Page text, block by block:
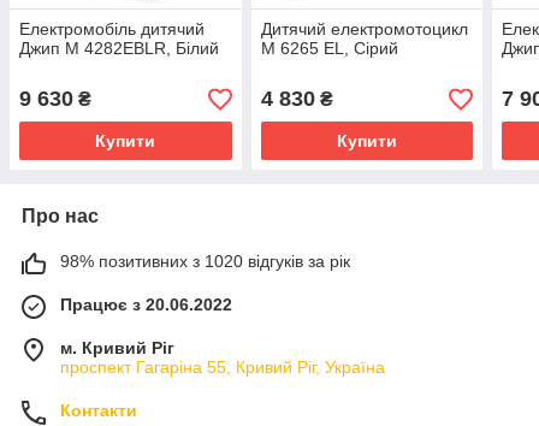
Електромобіль дитячий
Джип M 4282EBLR, Білий
9 630 ₴
Купити
Дитячий електромотоцикл
M 6265 EL, Сірий
4 830₴
Купити
7
Про нас
98% позитивних з 1020 відгуків за рік
Працює з 20.06.2022
м. Кривий Ріг
проспект Гагаріна 55, Кривий Ріг, Україна
Контакти